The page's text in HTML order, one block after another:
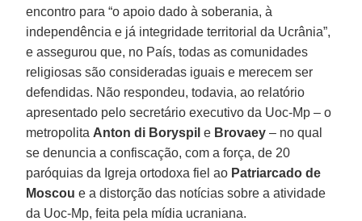
encontro para “o apoio dado à soberania, à
independência e já integridade territorial da Ucrânia”,
e assegurou que, no País, todas as comunidades
religiosas são consideradas iguais e merecem ser
defendidas. Não respondeu, todavia, ao relatório
apresentado pelo secretário executivo da Uoc-Mp – o
metropolita Anton di Boryspil e Brovaey – no qual
se denuncia a confiscação, com a força, de 20
paróquias da Igreja ortodoxa fiel ao Patriarcado de
Moscou e a distorção das notícias sobre a atividade
da Uoc-Mp, feita pela mídia ucraniana.